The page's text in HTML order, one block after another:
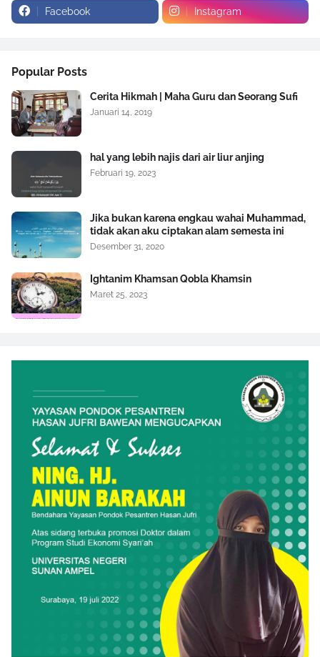
Facebook Instagram
Popular Posts
Cerita Hikmah | Maha Guru dan Seorang Sufi
Januari 14, 2019
hal yang lebih najis dari air liur anjing
Februari 19, 2023
Jika bukan karena engkau wahai Muhammad,
tidak akan aku ciptakan alam semesta ini
Desember 31, 2020
Ightanim Khamsan Qobla Khamsin
Maret 25, 2023